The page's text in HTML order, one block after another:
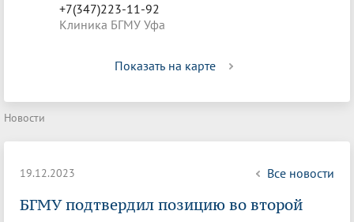
+7(347)223-11-92
Клиника БГМУ Уфа
Показать на карте
Новости
19.12.2023 Все новости
БГМУ подтвердил позицию во второй